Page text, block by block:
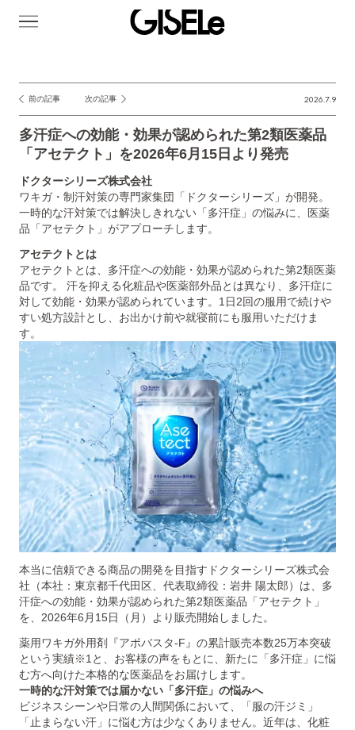
投
稿
ナ
ビ
ゲ
ー
シ
ョ
ン
前の記事 次の記事 2026.7.9
多汗症への効能・効果が認められた第2類医薬品
「アセテクト」を2026年6月15日より発売
ドクターシリーズ株式会社
ワキガ・制汗対策の専門家集団「ドクターシリーズ」が開発。
一時的な汗対策では解決しきれない「多汗症」の悩みに、医薬
品「アセテクト」がアプローチします。
アセテクトとは
アセテクトとは、多汗症への効能・効果が認められた第2類医薬
品です。 汗を抑える化粧品や医薬部外品とは異なり、多汗症に
対して効能・効果が認められています。1日2回の服用で続けや
すい処方設計とし、お出かけ前や就寝前にも服用いただけま
す。
本当に信頼できる商品の開発を目指すドクターシリーズ株式会
社（本社：東京都千代田区、代表取締役：岩井 陽太郎）は、多
汗症への効能・効果が認められた第2類医薬品「アセテクト」
を、2026年6月15日（月）より販売開始しました。
薬用ワキガ外用剤『アポバスタ-F』の累計販売本数25万本突破
という実績※1と、お客様の声をもとに、新たに「多汗症」に悩
む方へ向けた本格的な医薬品をお届けします。
一時的な汗対策では届かない「多汗症」の悩みへ
ビジネスシーンや日常の人間関係において、「服の汗ジミ」
「止まらない汗」に悩む方は少なくありません。近年は、化粧